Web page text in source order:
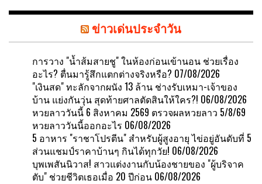
ข่าวเด่นประจำวัน
การวาง "น้ำส้มสายชู" ในห้องก่อนเข้านอน ช่วยเรื่อง
อะไร? ตื่นมารู้สึกแตกต่างจริงหรือ? 07/08/2026
"เงินสด" ทะลักจากผนัง 13 ล้าน ช่างรับเหมา-เจ้าของ
บ้าน แย่งกันวุ่น สุดท้ายศาลตัดสินให้ใคร?! 06/08/2026
หวยลาววันนี้ 6 สิงหาคม 2569 ตรวจผลหวยลาว 5/8/69
หวยลาววันนี้ออกอะไร 06/08/2026
5 อาหาร "ราชาโปรตีน" สำหรับผู้สูงอายุ ไข่อยู่อันดับที่ 5
ส่วนแชมป์ราคาบ้านๆ กินได้ทุกวัย! 06/08/2026
บุพเพสันนิวาส! สาวแต่งงานกับน้องชายของ "ผู้บริจาค
ตับ" ช่วยชีวิตเธอเมื่อ 20 ปีก่อน 06/08/2026